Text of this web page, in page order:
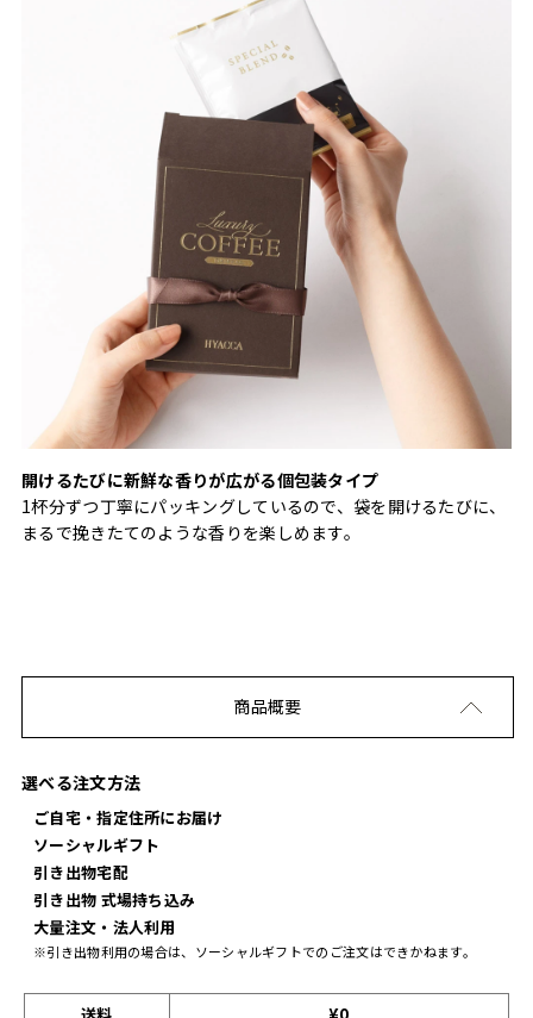
開けるたびに新鮮な香りが広がる個包装タイプ
1杯分ずつ丁寧にパッキングしているので、袋を開けるたびに、
まるで挽きたてのような香りを楽しめます。
商品概要
選べる注文方法
ご自宅・指定住所にお届け
ソーシャルギフト
引き出物宅配
引き出物 式場持ち込み
大量注文・法人利用
※引き出物利用の場合は、ソーシャルギフトでのご注文はできかねます。
送料
¥0